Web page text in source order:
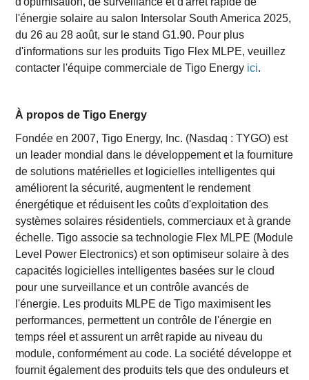
l'énergie solaire au salon Intersolar South America 2025,
du 26 au 28 août, sur le stand G1.90. Pour plus
d'informations sur les produits Tigo Flex MLPE, veuillez
contacter l'équipe commerciale de Tigo Energy ici.
À propos de Tigo Energy
Fondée en 2007, Tigo Energy, Inc. (Nasdaq : TYGO) est
un leader mondial dans le développement et la fourniture
de solutions matérielles et logicielles intelligentes qui
améliorent la sécurité, augmentent le rendement
énergétique et réduisent les coûts d'exploitation des
systèmes solaires résidentiels, commerciaux et à grande
échelle. Tigo associe sa technologie Flex MLPE (Module
Level Power Electronics) et son optimiseur solaire à des
capacités logicielles intelligentes basées sur le cloud
pour une surveillance et un contrôle avancés de
l'énergie. Les produits MLPE de Tigo maximisent les
performances, permettent un contrôle de l'énergie en
temps réel et assurent un arrêt rapide au niveau du
module, conformément au code. La société développe et
fournit également des produits tels que des onduleurs et